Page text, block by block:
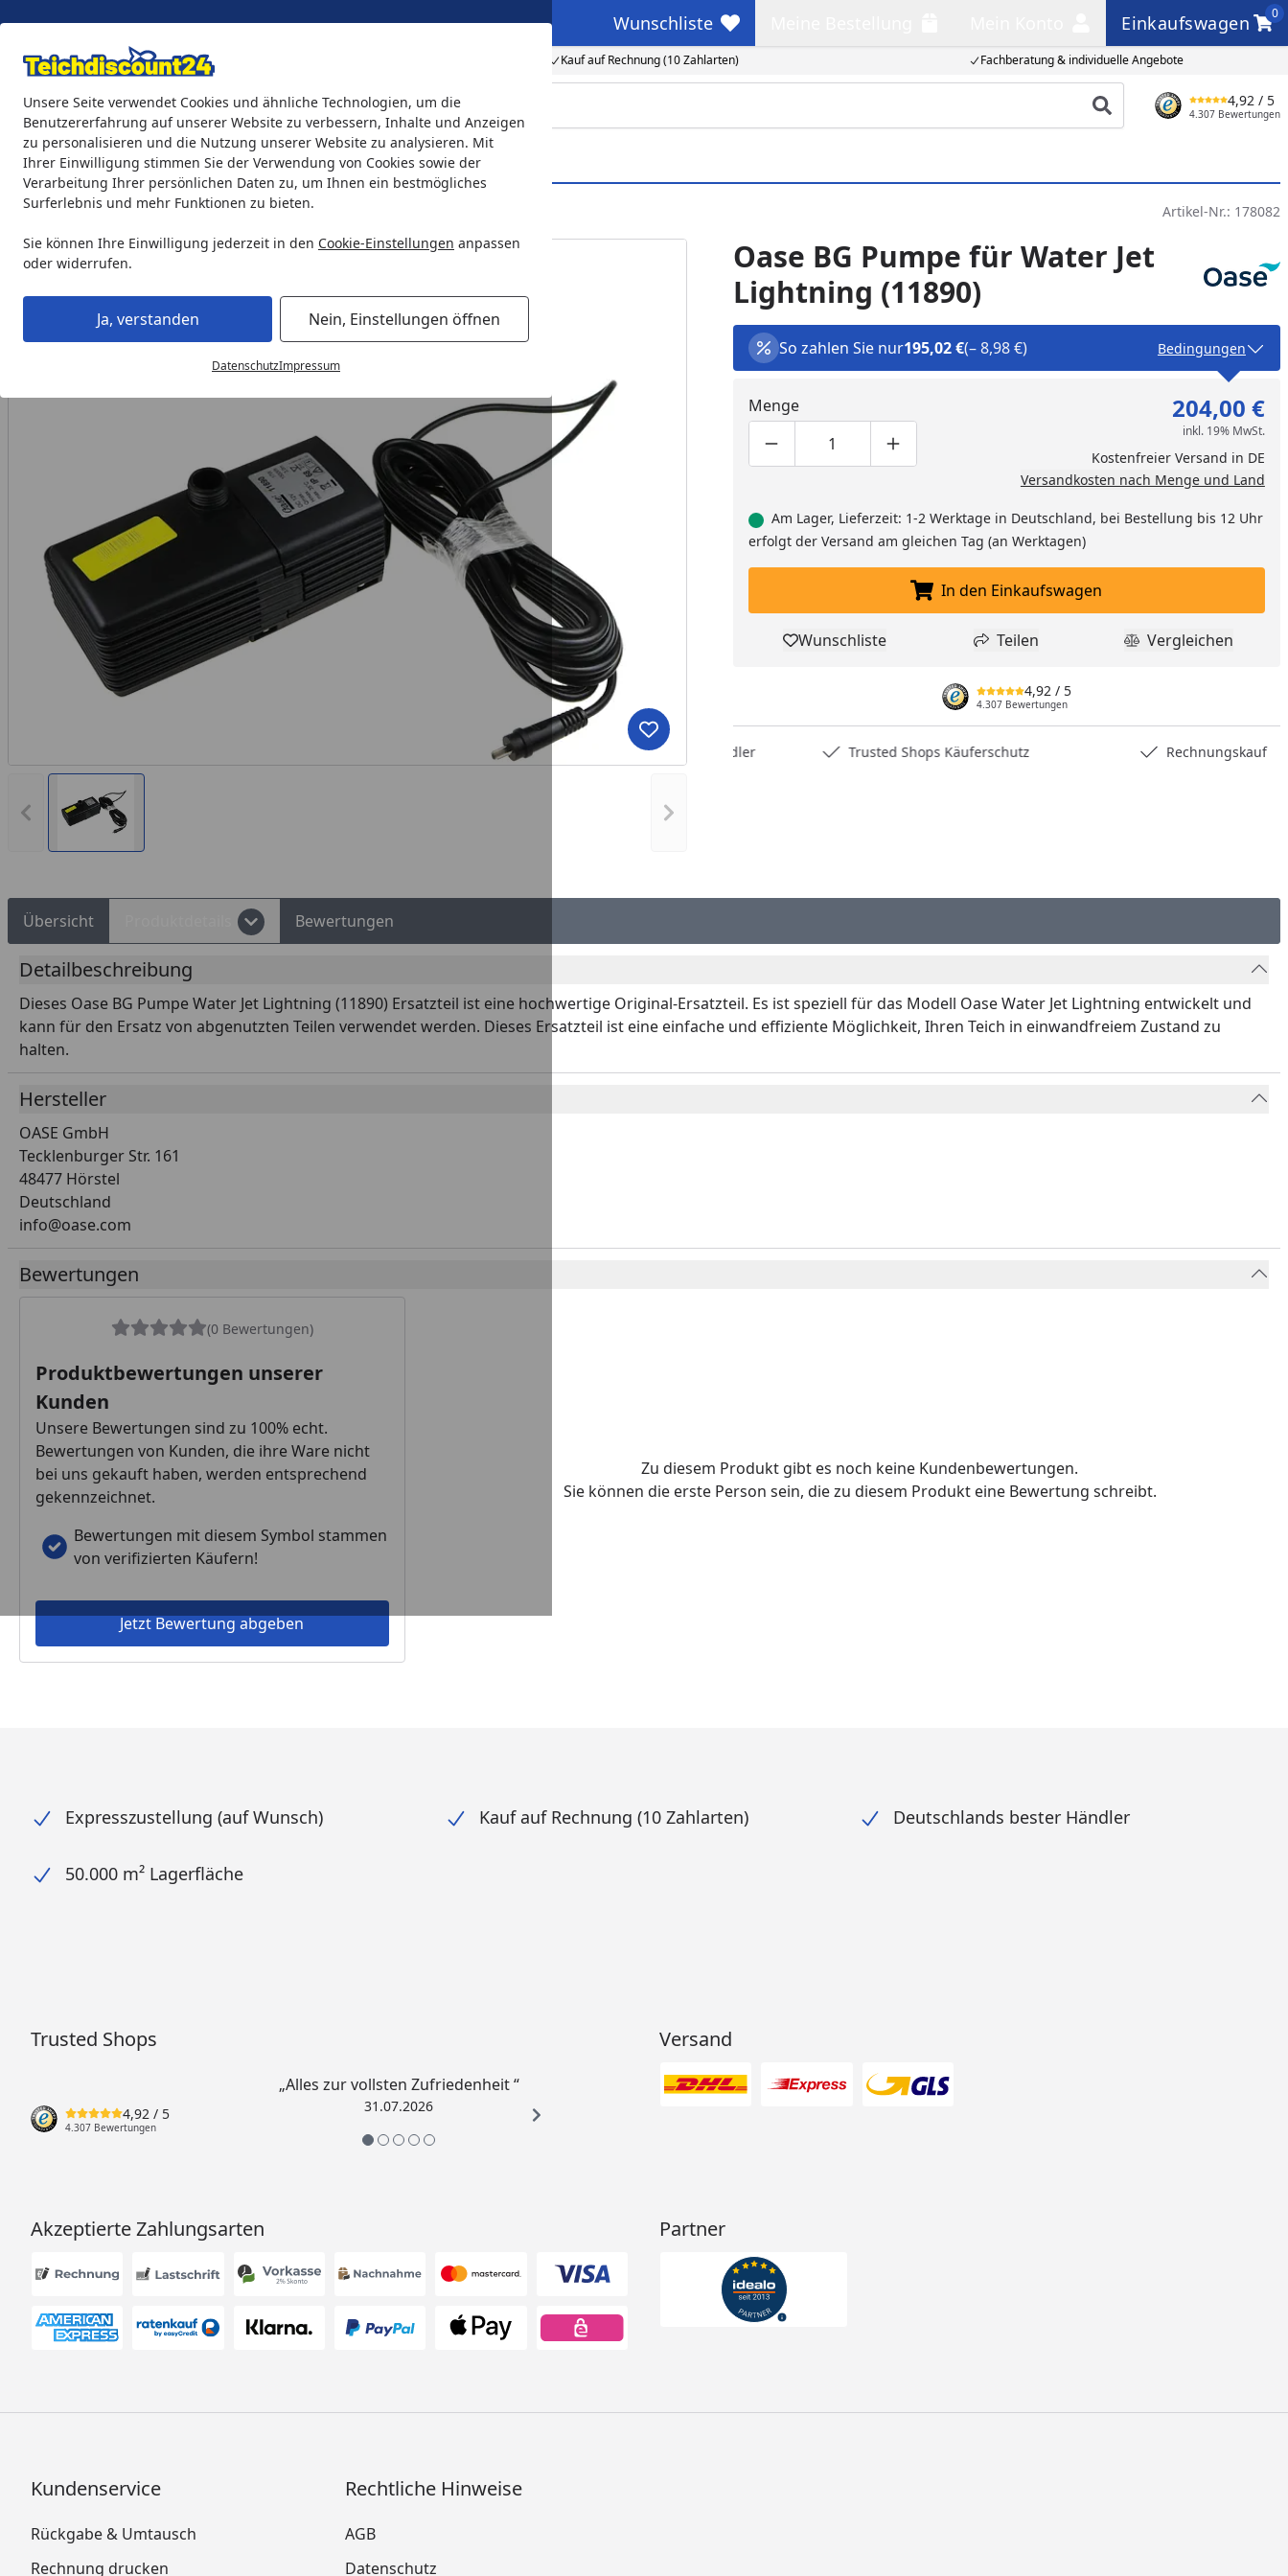
Unsere Seite verwendet Cookies und ähnliche Technologien, um die
Benutzererfahrung auf unserer Website zu verbessern, Inhalte und Anzeigen
zu personalisieren und die Nutzung unserer Website zu analysieren. Mit
Ihrer Einwilligung stimmen Sie der Verwendung von Cookies sowie der
Verarbeitung Ihrer persönlichen Daten zu, um Ihnen ein bestmögliches
Surferlebnis und mehr Funktionen zu bieten.
Sie können Ihre Einwilligung jederzeit in den Cookie-Einstellungen anpassen
oder widerrufen.
Ja, verstanden Nein, Einstellungen öffnen
DatenschutzImpressum
Eigene Montage-Teams Kauf auf Rechnung (10 Zahlarten) Fachberatung & individuelle Angebote
Wunschliste
Wunschliste Einkaufswagen
0
Einkaufswagen
Produkt suchen
4,92 / 5
4.307 Bewertungen
Teichprodukte Aquaristik Söll Teichpflege & Fischfutter
Oase BG Pumpe für Water Jet Lightning (11890) Artikel-Nr.: 178082
Vorheriges Bild anzeigen Nächstes Bild anzeigen
Produkt zur Wunschliste hinzufügen
Oase BG Pumpe für Water Jet
Lightning (11890)
So zahlen Sie nur195,02 €(– 8,98 €) Bedingungen
Menge
Produktmenge um eins verringern
Produktmenge manuell eingeben
Produktmenge um eins erhöhen
204,00 €
inkl. 19% MwSt.
Kostenfreier Versand in DE
Versandkosten nach Menge und Land
Am Lager, Lieferzeit: 1-2 Werktage in Deutschland, bei Bestellung bis 12 Uhr
erfolgt der Versand am gleichen Tag (an Werktagen)
In den Einkaufswagen legen
In den Einkaufswagen
Produkt zur Wunschliste hinzufügen
Wunschliste Teilen
Teilen Produkt
Vergleichen
4,92 / 5
4.307 Bewertungen
Deutschlands bester Händler Trusted Shops Käuferschutz Rechnungskauf
Übersicht Bewertungen
Detailbeschreibung
Dieses Oase BG Pumpe Water Jet Lightning (11890) Ersatzteil ist eine hochwertige Original-Ersatzteil. Es ist speziell für das Modell Oase Water Jet Lightning entwickelt und
kann für den Ersatz von abgenutzten Teilen verwendet werden. Dieses Ersatzteil ist eine einfache und effiziente Möglichkeit, Ihren Teich in einwandfreiem Zustand zu
halten.
Hersteller
OASE GmbH
Tecklenburger Str. 161
48477 Hörstel
Deutschland
info@oase.com
Bewertungen
(0 Bewertungen)
Produktbewertungen unserer
Kunden
Unsere Bewertungen sind zu 100% echt.
Bewertungen von Kunden, die ihre Ware nicht
bei uns gekauft haben, werden entsprechend
gekennzeichnet.
Bewertungen mit diesem Symbol stammen
von verifizierten Käufern!
Jetzt Bewertung abgeben
Zu diesem Produkt gibt es noch keine Kundenbewertungen.
Sie können die erste Person sein, die zu diesem Produkt eine Bewertung schreibt.
Expresszustellung (auf Wunsch) Kauf auf Rechnung (10 Zahlarten) Deutschlands bester Händler
50.000 m² Lagerfläche
Trusted Shops
4,92 / 5
4.307 Bewertungen
„Alles zur vollsten Zufriedenheit “
31.07.2026
Versand
Akzeptierte Zahlungsarten Partner
Kundenservice
Rückgabe & Umtausch
Rechnung drucken
Rechtliche Hinweise
AGB
Datenschutz